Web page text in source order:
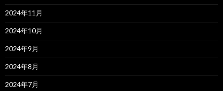
2024年11月
2024年10月
2024年9月
2024年8月
2024年7月